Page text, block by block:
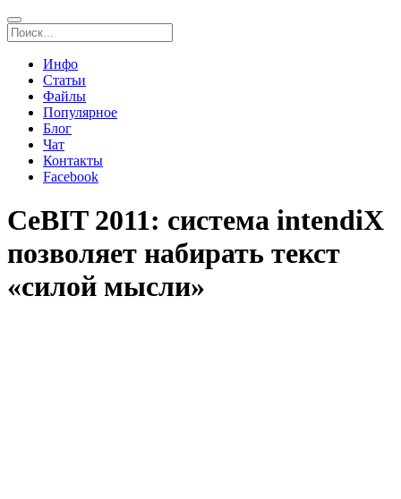
Инфо
Статьи
Файлы
Популярное
Блог
Чат
Контакты
Facebook
CeBIT 2011: система intendiX
позволяет набирать текст
«силой мысли»